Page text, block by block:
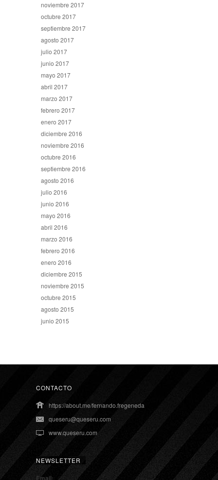
noviembre 2017
octubre 2017
septiembre 2017
agosto 2017
julio 2017
junio 2017
mayo 2017
abril 2017
marzo 2017
febrero 2017
enero 2017
diciembre 2016
noviembre 2016
octubre 2016
septiembre 2016
agosto 2016
julio 2016
junio 2016
mayo 2016
abril 2016
marzo 2016
febrero 2016
enero 2016
diciembre 2015
noviembre 2015
octubre 2015
agosto 2015
junio 2015
CONTACTO
https://about.me/fernando.fregeneda
queseru@queseru.com
www.queseru.com
NEWSLETTER
Email: